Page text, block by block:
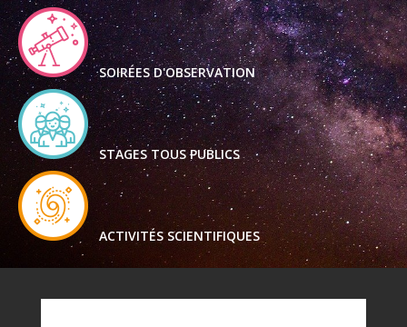
SOIRÉES D'OBSERVATION
STAGES TOUS PUBLICS
ACTIVITÉS SCIENTIFIQUES